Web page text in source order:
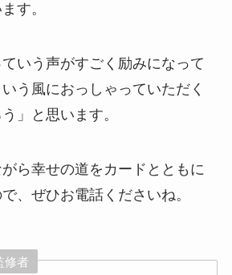
す。
いう声がすごく励みになって
う風におっしゃっていただく
」と思います。
ら幸せの道をカードとともに
、ぜひお電話くださいね。
修者